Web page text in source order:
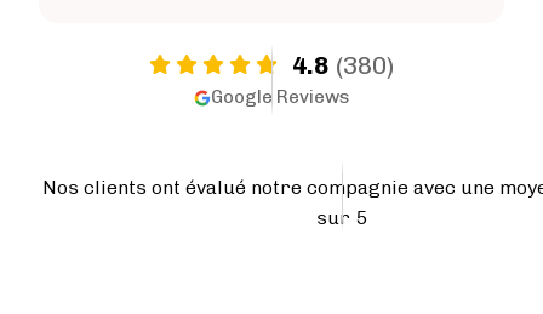
4.8 (380)
Google Reviews
Nos clients ont évalué notre compagnie avec une
sur 5